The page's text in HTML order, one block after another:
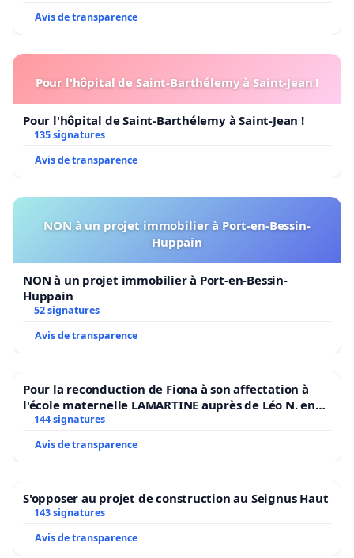
Avis de transparence
Pour l'hôpital de Saint-Barthélemy à Saint-Jean !
Pour l'hôpital de Saint-Barthélemy à Saint-Jean !
135 signatures
Avis de transparence
NON à un projet immobilier à Port-en-Bessin-
Huppain
NON à un projet immobilier à Port-en-Bessin-
Huppain
52 signatures
Avis de transparence
Pour la reconduction de Fiona à son affectation à
l'école maternelle LAMARTINE auprès de Léo N. en
2026/2027
144 signatures
Avis de transparence
S'opposer au projet de construction au Seignus Haut
143 signatures
Avis de transparence